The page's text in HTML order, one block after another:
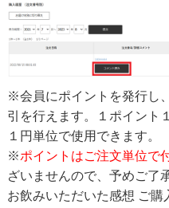
※会員にポイントを発行し
引を行えます。１ポイント
１円単位で使用できます。
※ポイントはご注文単位で
ざいませんので、予めご了
お飲みいただいた感想 ご